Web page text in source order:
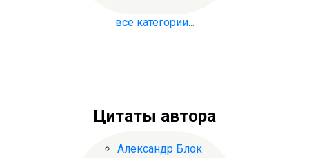
все категории...
Цитаты автора
Александр Блок